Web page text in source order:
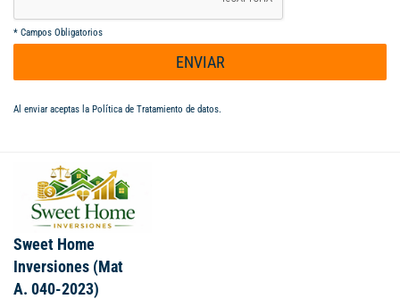
* Campos Obligatorios
ENVIAR
Al enviar aceptas la Política de Tratamiento de datos.
Sweet Home
Inversiones (Mat
A. 040-2023)